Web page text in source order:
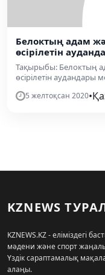
Белоктың адам
өсірілетін
Тақырыбы: Белоктың
өсірілетін аудандары
5 желтоқсан 2020•
KZNEWS
KZNEWS.KZ - еліміздегі
мәдени және спорт
Үздік сараптамалық
алаңы.